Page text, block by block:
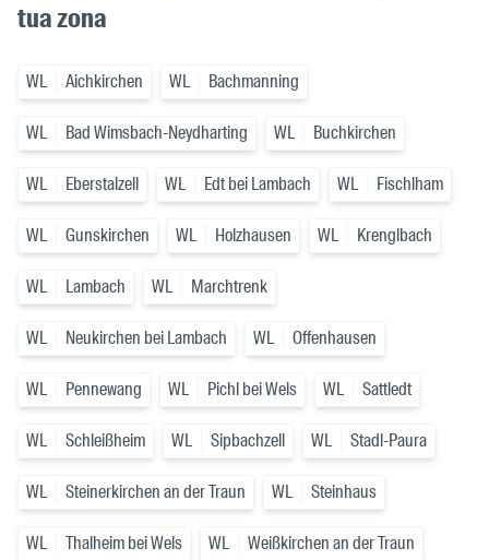
tua zona
WL Aichkirchen WL Bachmanning
WL Bad Wimsbach-Neydharting WL Buchkirchen
WL Eberstalzell WL Edt bei Lambach WL Fischlham
WL Gunskirchen WL Holzhausen WL Krenglbach
WL Lambach WL Marchtrenk
WL Neukirchen bei Lambach WL Offenhausen
WL Pennewang WL Pichl bei Wels WL Sattledt
WL Schleißheim WL Sipbachzell WL Stadl-Paura
WL Steinerkirchen an der Traun WL Steinhaus
WL Thalheim bei Wels WL Weißkirchen an der Traun